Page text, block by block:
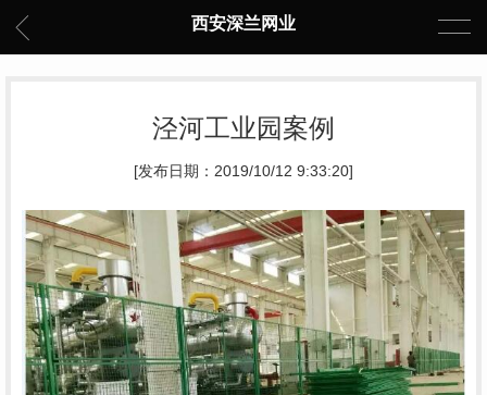
西安深兰网业
泾河工业园案例
[发布日期：2019/10/12 9:33:20]